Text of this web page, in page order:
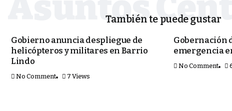
También te puede gustar
Gobierno anuncia despliegue de
helicópteros y militares en Barrio
Lindo
No Comment 7 Views
PORTADA
Gobernación
emergencia
No Comment